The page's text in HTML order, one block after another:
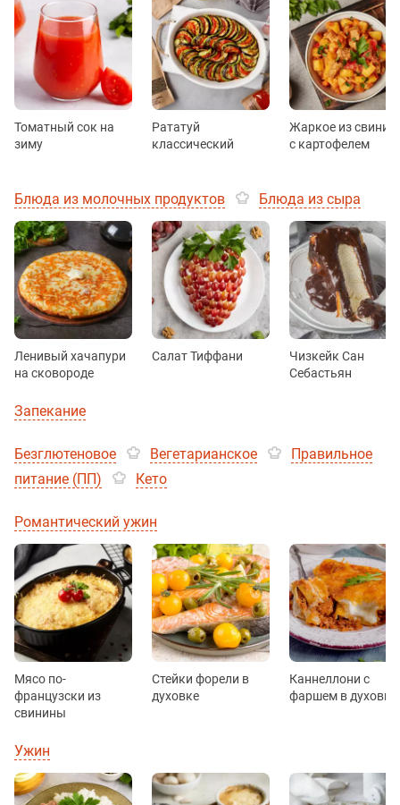
Томатный сок на
зиму
Рататуй
классический
Жаркое из
с картофелем
Блюда из молочных продуктов Блюда из сыра
Ленивый хачапури
на сковороде
Салат Тиффани
Чизкейк Сан
Себастьян
Запекание
Безглютеновое Вегетарианское
Правильное
питание (ПП)
Кето
Романтический ужин
Мясо по-
французски из
свинины
Стейки форели в
духовке
Каннеллони с
фаршем в духовке
Ужин